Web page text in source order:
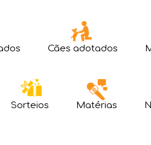
Cães adotados
Sorteios Matérias